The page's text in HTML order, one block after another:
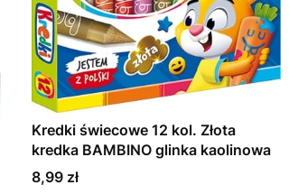
Kredki świecowe 12 kol. Złota
kredka BAMBINO glinka kaolinowa
Cena
8,99 zł